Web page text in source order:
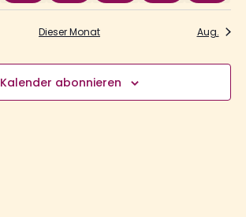
Dieser Monat Aug.
Kalender abonnieren